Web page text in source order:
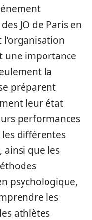
JO de Paris en
une importance
la
préparent
leur état
performances
différentes
ainsi que les
psychologique,
les
athlètes